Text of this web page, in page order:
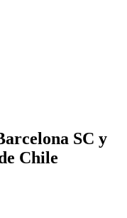
SC y
Chile